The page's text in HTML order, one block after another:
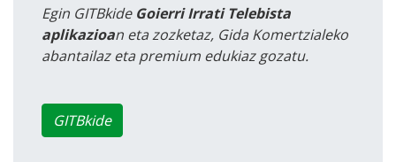
Egin GITBkide Goierri Irrati Telebista
aplikazioan eta zozketaz, Gida Komertzialeko
abantailaz eta premium edukiaz gozatu.
GITBkide